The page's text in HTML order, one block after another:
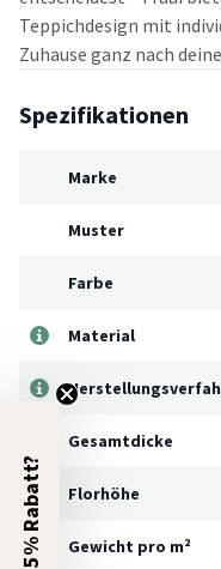
Teppichdesign mit
Zuhause ganz nach
Spezifikationen
Marke
Muster
Farbe
Material
Gesamtdicke
Florhöhe
Gewicht pro m²
5% Rabatt?